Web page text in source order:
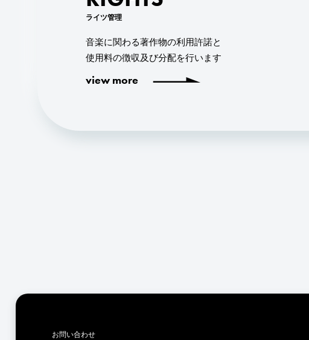
ライツ管理
音楽に関わる著作物の利用許諾と
使用料の徴収及び分配を行います
view more
お問い合わせ